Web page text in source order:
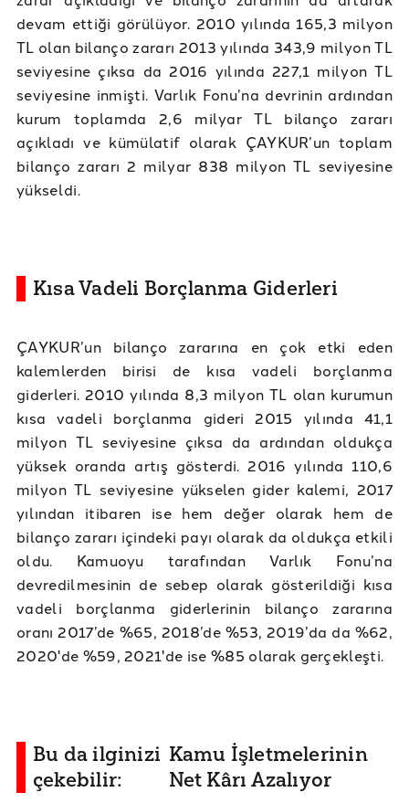
devam ettiği görülüyor. 2010 yılında 165,3 milyon
TL olan bilanço zararı 2013 yılında 343,9 milyon TL
seviyesine çıksa da 2016 yılında 227,1 milyon TL
seviyesine inmişti. Varlık Fonu’na devrinin ardından
kurum toplamda 2,6 milyar TL bilanço zararı
açıkladı ve kümülatif olarak ÇAYKUR’un toplam
bilanço zararı 2 milyar 838 milyon TL seviyesine
yükseldi.
Kısa Vadeli Borçlanma Giderleri
ÇAYKUR’un bilanço zararına en çok etki eden
kalemlerden birisi de kısa vadeli borçlanma
giderleri. 2010 yılında 8,3 milyon TL olan kurumun
kısa vadeli borçlanma gideri 2015 yılında 41,1
milyon TL seviyesine çıksa da ardından oldukça
yüksek oranda artış gösterdi. 2016 yılında 110,6
milyon TL seviyesine yükselen gider kalemi, 2017
yılından itibaren ise hem değer olarak hem de
bilanço zararı içindeki payı olarak da oldukça etkili
oldu. Kamuoyu tarafından Varlık Fonu’na
devredilmesinin de sebep olarak gösterildiği kısa
vadeli borçlanma giderlerinin bilanço zararına
oranı 2017’de %65, 2018’de %53, 2019’da da %62,
2020'de %59, 2021'de ise %85 olarak gerçekleşti.
Bu da ilginizi
çekebilir:
Kamu İşletmelerinin
Net Kârı Azalıyor